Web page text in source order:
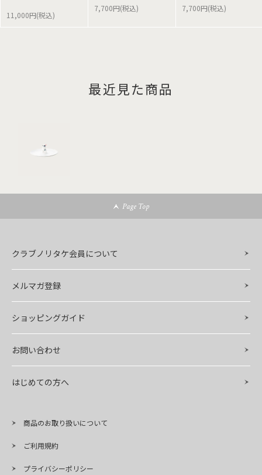
11,000円(税込)
7,700円(税込) 7,700円(税込)
最近見た商品
Page Top
クラブノリタケ会員について
メルマガ登録
ショッピングガイド
お問い合わせ
はじめての方へ
商品のお取り扱いについて
ご利用規約
プライバシーポリシー